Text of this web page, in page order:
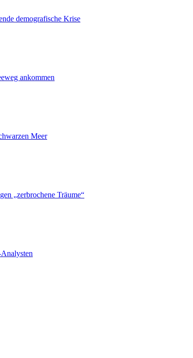
demografische Krise
ankommen
Meer
„zerbrochene Träume“